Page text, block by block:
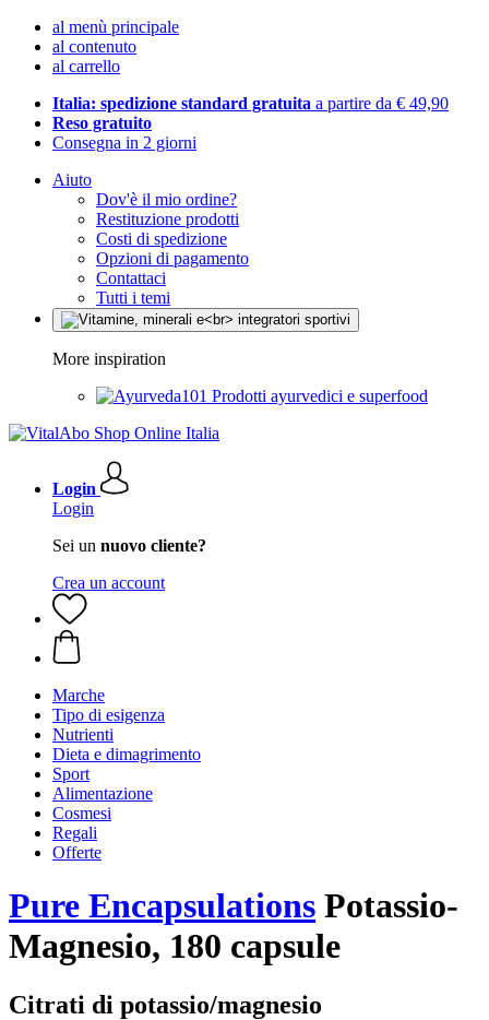
al menù principale
al contenuto
al carrello
Italia: spedizione standard gratuita a partire da € 49,90
Reso gratuito
Consegna in 2 giorni
Aiuto
Dov'è il mio ordine?
Restituzione prodotti
Costi di spedizione
Opzioni di pagamento
Contattaci
Tutti i temi
More inspiration
Prodotti ayurvedici e superfood
Login
Login
Sei un nuovo cliente?
Crea un account
Marche
Tipo di esigenza
Nutrienti
Dieta e dimagrimento
Sport
Alimentazione
Cosmesi
Regali
Offerte
Pure Encapsulations Potassio-
Magnesio, 180 capsule
Citrati di potassio/magnesio